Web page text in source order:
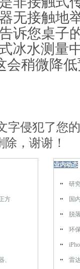
无接触地
诉您桌
冰水测量
会稍微降
侵犯了您
，谢谢！
方
业内动态
研
国
脱
环
雷